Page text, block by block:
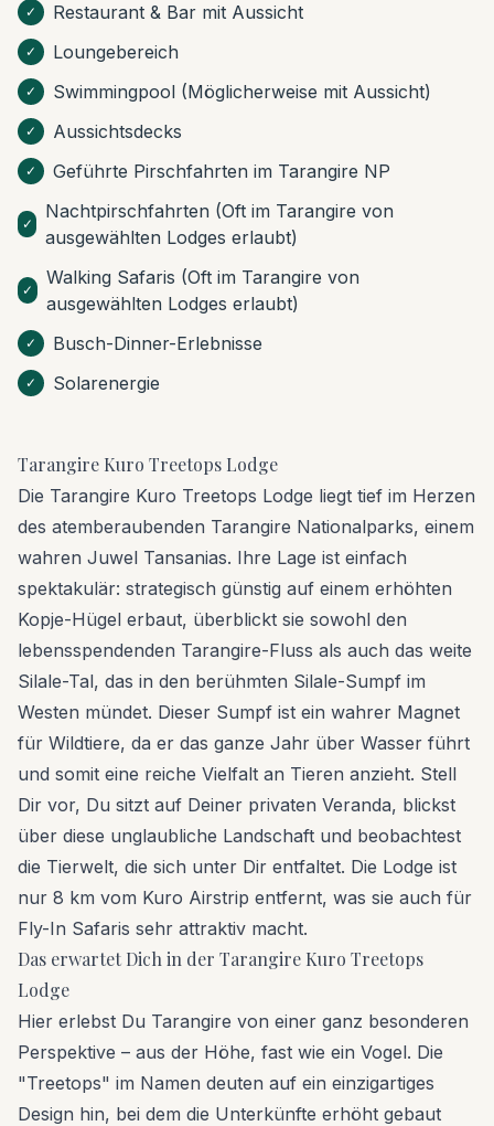
✓ Restaurant & Bar mit Aussicht
✓ Loungebereich
✓ Swimmingpool (Möglicherweise mit Aussicht)
✓ Aussichtsdecks
✓ Geführte Pirschfahrten im Tarangire NP
✓
Nachtpirschfahrten (Oft im Tarangire von
ausgewählten Lodges erlaubt)
✓
Walking Safaris (Oft im Tarangire von
ausgewählten Lodges erlaubt)
✓ Busch-Dinner-Erlebnisse
✓ Solarenergie
Tarangire Kuro Treetops Lodge
Die Tarangire Kuro Treetops Lodge liegt tief im Herzen
des atemberaubenden Tarangire Nationalparks, einem
wahren Juwel Tansanias. Ihre Lage ist einfach
spektakulär: strategisch günstig auf einem erhöhten
Kopje-Hügel erbaut, überblickt sie sowohl den
lebensspendenden Tarangire-Fluss als auch das weite
Silale-Tal, das in den berühmten Silale-Sumpf im
Westen mündet. Dieser Sumpf ist ein wahrer Magnet
für Wildtiere, da er das ganze Jahr über Wasser führt
und somit eine reiche Vielfalt an Tieren anzieht. Stell
Dir vor, Du sitzt auf Deiner privaten Veranda, blickst
über diese unglaubliche Landschaft und beobachtest
die Tierwelt, die sich unter Dir entfaltet. Die Lodge ist
nur 8 km vom Kuro Airstrip entfernt, was sie auch für
Fly-In Safaris sehr attraktiv macht.
Das erwartet Dich in der Tarangire Kuro Treetops
Lodge
Hier erlebst Du Tarangire von einer ganz besonderen
Perspektive – aus der Höhe, fast wie ein Vogel. Die
"Treetops" im Namen deuten auf ein einzigartiges
Design hin, bei dem die Unterkünfte erhöht gebaut